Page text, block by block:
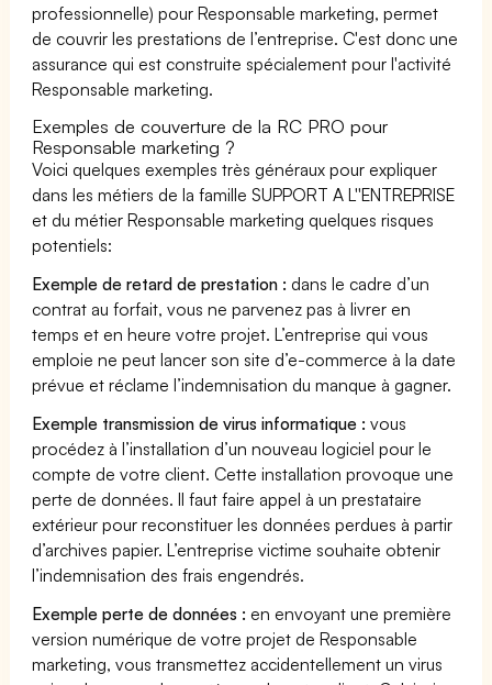
professionnelle) pour Responsable marketing, permet
de couvrir les prestations de l’entreprise. C'est donc une
assurance qui est construite spécialement pour l'activité
Responsable marketing.
Exemples de couverture de la RC PRO pour
Responsable marketing ?
Voici quelques exemples très généraux pour expliquer
dans les métiers de la famille SUPPORT A L''ENTREPRISE
et du métier Responsable marketing quelques risques
potentiels:
Exemple de retard de prestation : dans le cadre d’un
contrat au forfait, vous ne parvenez pas à livrer en
temps et en heure votre projet. L’entreprise qui vous
emploie ne peut lancer son site d’e-commerce à la date
prévue et réclame l’indemnisation du manque à gagner.
Exemple transmission de virus informatique : vous
procédez à l’installation d’un nouveau logiciel pour le
compte de votre client. Cette installation provoque une
perte de données. Il faut faire appel à un prestataire
extérieur pour reconstituer les données perdues à partir
d’archives papier. L’entreprise victime souhaite obtenir
l’indemnisation des frais engendrés.
Exemple perte de données : en envoyant une première
version numérique de votre projet de Responsable
marketing, vous transmettez accidentellement un virus